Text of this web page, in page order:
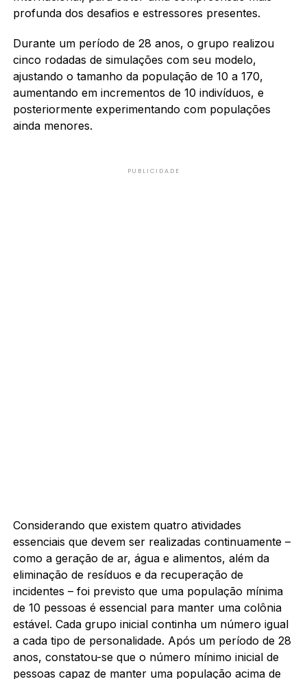
profunda dos desafios e estressores presentes.
Durante um período de 28 anos, o grupo realizou
cinco rodadas de simulações com seu modelo,
ajustando o tamanho da população de 10 a 170,
aumentando em incrementos de 10 indivíduos, e
posteriormente experimentando com populações
ainda menores.
PUBLICIDADE
Considerando que existem quatro atividades
essenciais que devem ser realizadas continuamente –
como a geração de ar, água e alimentos, além da
eliminação de resíduos e da recuperação de
incidentes – foi previsto que uma população mínima
de 10 pessoas é essencial para manter uma colônia
estável. Cada grupo inicial continha um número igual
a cada tipo de personalidade. Após um período de 28
anos, constatou-se que o número mínimo inicial de
pessoas capaz de manter uma população acima de